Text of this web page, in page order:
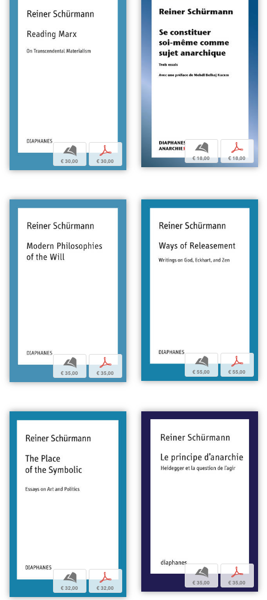
b
€ 30,00
p
€ 30,00
b
€ 18,00
p
€ 18,00
b
€ 35,00
p
€ 35,00
b
€ 55,00
p
€ 55,00
b
€ 32,00
p
€ 32,00
b
€ 35,00
p
€ 35,00